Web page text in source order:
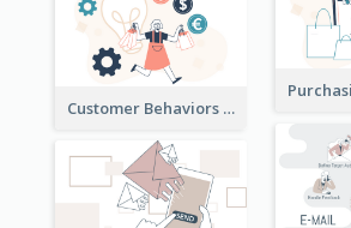
Customer Behaviors Illustration